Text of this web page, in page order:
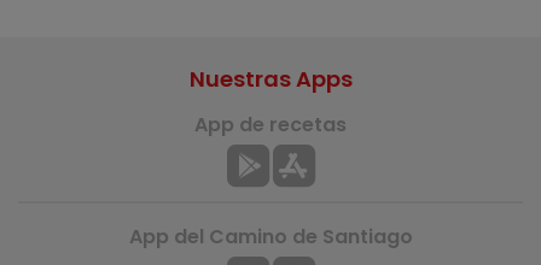
Nuestras Apps
App de recetas
App del Camino de Santiago